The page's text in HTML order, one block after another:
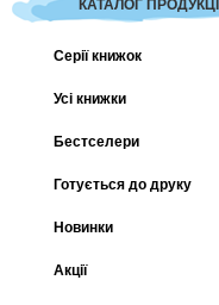
КАТАЛОГ ПРОДУКЦІЇ
Серії книжок
Усі книжки
Бестселери
Готується до друку
Новинки
Акції